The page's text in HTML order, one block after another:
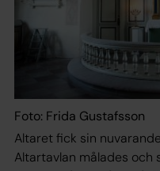
Foto: Frida Gustafsson
Altaret fick sin
Altartavlan målades och